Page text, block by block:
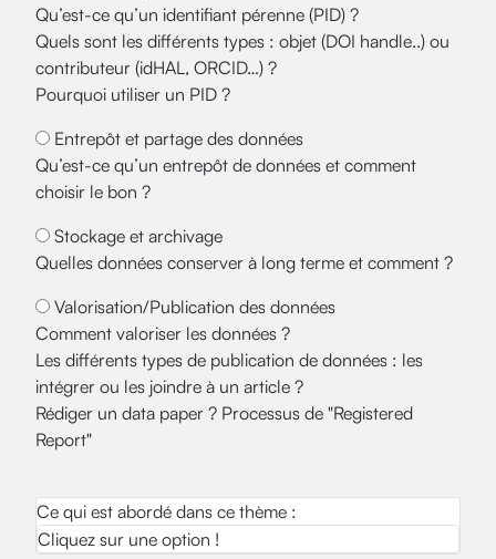
Qu’est-ce qu’un identifiant pérenne (PID) ?
Quels sont les différents types : objet (DOI handle..) ou
contributeur (idHAL, ORCID…) ?
Pourquoi utiliser un PID ?
Entrepôt et partage des données
Qu’est-ce qu’un entrepôt de données et comment
choisir le bon ?
Stockage et archivage
Quelles données conserver à long terme et comment ?
Valorisation/Publication des données
Comment valoriser les données ?
Les différents types de publication de données : les
intégrer ou les joindre à un article ?
Rédiger un data paper ? Processus de "Registered
Report"
Ce qui est abordé dans ce thème :
Cliquez sur une option !